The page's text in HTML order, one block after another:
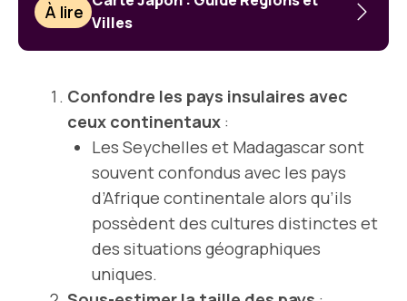
À lire Villes
Confondre les pays insulaires avec
ceux continentaux :
Les Seychelles et Madagascar sont
souvent confondus avec les pays
d’Afrique continentale alors qu’ils
possèdent des cultures distinctes et
des situations géographiques
uniques.